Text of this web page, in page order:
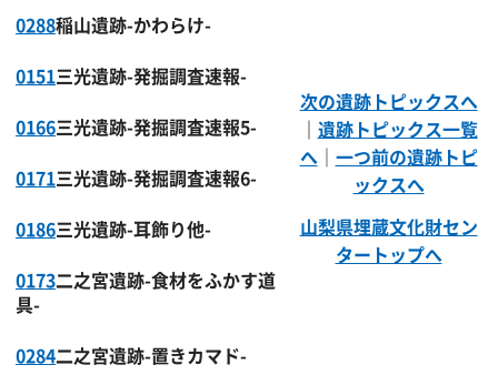
0288稲山遺跡-かわらけ-
0151三光遺跡-発掘調査速報-
0166三光遺跡-発掘調査速報5-
0171三光遺跡-発掘調査速報6-
0186三光遺跡-耳飾り他-
0173二之宮遺跡-食材をふかす道
具-
0284二之宮遺跡-置きカマド-
次の遺跡トピックスへ
｜ 遺跡トピックス一覧
へ｜ 一つ前の遺跡トピ
ックスへ
山梨県埋蔵文化財セン
タートップへ